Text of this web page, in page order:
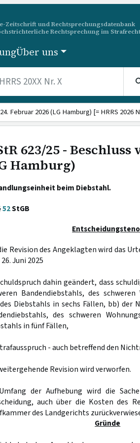
Zeitschrift und Rechtsprechungsdatenbank
Rechtsprechung im Strafrecht
Über uns
Februar 2026 (LG Hamburg) [= HRRS 2026
623/25 -
Hamburg)
beim Diebstahl.
52StGB
Revision des Angeklagten wird das
Juni 2025
dahin geändert, dass
Bandendiebstahls, des schweren
Diebstahls in sechs Fällen, bb) der
des schweren
in fünf Fällen,
- auch betreffend den
Revision wird verworfen.
der Aufhebung wird die
auch über die Kosten des
des Landgerichts
Gründe